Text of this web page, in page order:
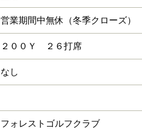
営業期間中無休（冬季クローズ）
２００Ｙ ２６打席
なし
フォレストゴルフクラブ